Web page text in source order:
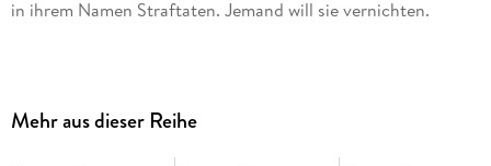
Kultautor Klaus-Peter Wolf zieht seine Hörerinnen und Hörer
in einen nervenaufreibenden Fall, der Ann Kathrin beinahe
Mehr aus dieser Reihe